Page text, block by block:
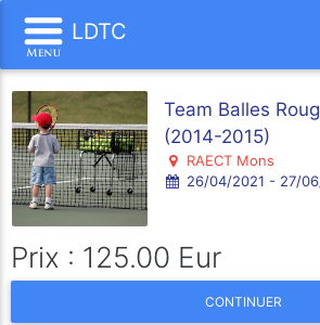
LDTC
Team Balles
(2014-2015)
RAECT Mons
26/04/2021 - 27/
Prix : 125.00 Eur
CONTINUER